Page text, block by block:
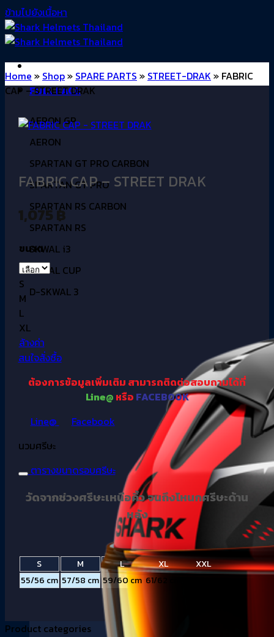
ข้ามไปยังเนื้อหา
FULL FACE
AERON GP
AERON
SPARTAN GT PRO CARBON
SPARTAN GT PRO
SPARTAN RS CARBON
SPARTAN RS
SKWAL i3
SKWAL CUP
D-SKWAL 3
Home » Shop» SPARE PARTS » STREET-DRAK » FABRIC
CAP – STREET DRAK
FABRIC CAP – STREET DRAK
1,075฿
ขนาด
S
M
L
XL
ล้างค่า
สนใจสั่งซื้อ
ต้องการข้อมูลเพิ่มเติม สามารถติดต่อสอบถามได้ที่
Line@ หรือ FACEBOOK
Line@
Facebook
นวมศรีษะ
ตารางขนาดรอบศรีษะ
วัดจากช่วงศรีษะเหนือคิ้ว จนถึงโหนกศรีษะด้าน
หลัง
S M L XL
XXL
55/56 cm 57/58 cm 59/60 cm 61/62 cm
Product categories